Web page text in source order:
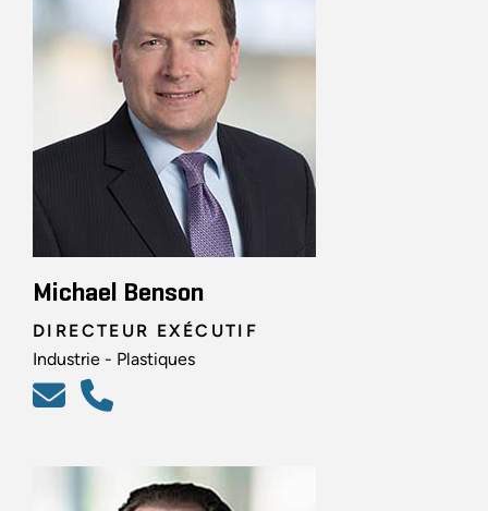
Michael Benson
DIRECTEUR EXÉCUTIF
Industrie - Plastiques